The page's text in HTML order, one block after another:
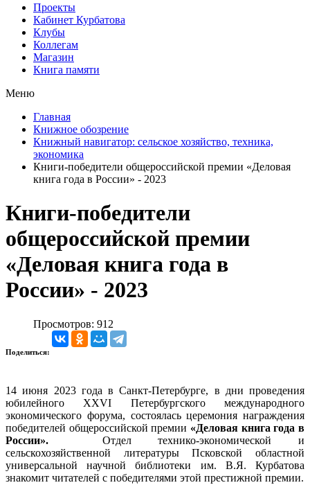
Проекты
Кабинет Курбатова
Клубы
Коллегам
Магазин
Книга памяти
Меню
Главная
Книжное обозрение
Книжный навигатор: сельское хозяйство, техника,
экономика
Книги-победители общероссийской премии «Деловая
книга года в России» - 2023
Книги-победители
общероссийской премии
«Деловая книга года в
России» - 2023
Просмотров: 912
Поделиться:
14 июня 2023 года в Санкт-Петербурге, в дни проведения
юбилейного XXVI Петербургского международного
экономического форума, состоялась церемония награждения
победителей общероссийской премии «Деловая книга года в
России». Отдел технико-экономической и
сельскохозяйственной литературы Псковской областной
универсальной научной библиотеки им. В.Я. Курбатова
знакомит читателей с победителями этой престижной премии.